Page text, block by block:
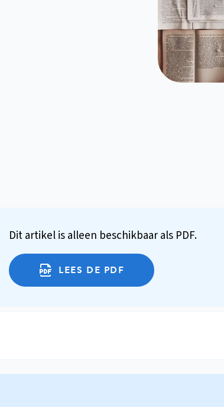
Dit artikel is alleen beschikbaar als PDF.
LEES DE PDF